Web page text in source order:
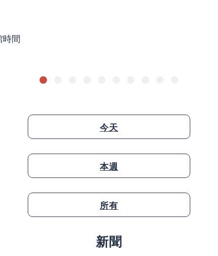
時間
今天
本週
所有
新聞